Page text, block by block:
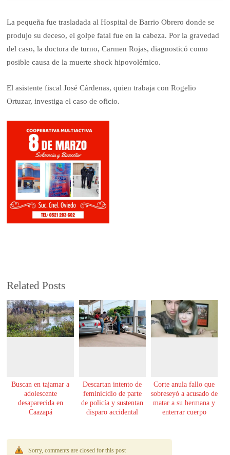
La pequeña fue trasladada al Hospital de Barrio Obrero donde se
produjo su deceso, el golpe fatal fue en la cabeza. Por la gravedad
del caso, la doctora de turno, Carmen Rojas, diagnosticó como
posible causa de la muerte shock hipovolémico.
El asistente fiscal José Cárdenas, quien trabaja con Rogelio
Ortuzar, investiga el caso de oficio.
Related Posts
Buscan en tajamar a
adolescente
desaparecida en
Caazapá
Descartan intento de
feminicidio de parte
de policía y sustentan
disparo accidental
Corte anula fallo que
sobreseyó a acusado de
matar a su hermana y
enterrar cuerpo
Sorry, comments are closed for this post